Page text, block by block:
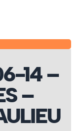
14 –
–